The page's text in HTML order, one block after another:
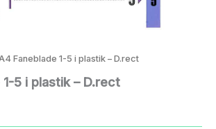
Faneblade 1-5 i plastik – D.rect
1-5 i plastik – D.rect